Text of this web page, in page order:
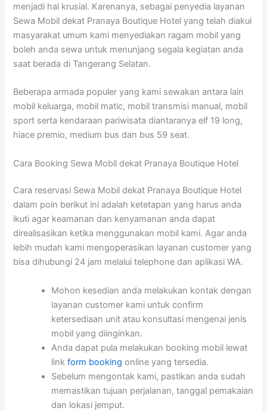
menjadi hal krusial. Karenanya, sebagai penyedia layanan
Sewa Mobil dekat Pranaya Boutique Hotel yang telah diakui
masyarakat umum kami menyediakan ragam mobil yang
boleh anda sewa untuk menunjang segala kegiatan anda
saat berada di Tangerang Selatan.
Beberapa armada populer yang kami sewakan antara lain
mobil keluarga, mobil matic, mobil transmisi manual, mobil
sport serta kendaraan pariwisata diantaranya elf 19 long,
hiace premio, medium bus dan bus 59 seat.
Cara Booking Sewa Mobil dekat Pranaya Boutique Hotel
Cara reservasi Sewa Mobil dekat Pranaya Boutique Hotel
dalam poin berikut ini adalah ketetapan yang harus anda
ikuti agar keamanan dan kenyamanan anda dapat
direalisasikan ketika menggunakan mobil kami. Agar anda
lebih mudah kami mengoperasikan layanan customer yang
bisa dihubungi 24 jam melalui telephone dan aplikasi WA.
Mohon kesedian anda melakukan kontak dengan
layanan customer kami untuk confirm
ketersediaan unit atau konsultasi mengenai jenis
mobil yang diinginkan.
Anda dapat pula melakukan booking mobil lewat
linkform booking online yang tersedia.
Sebelum mengontak kami, pastikan anda sudah
memastikan tujuan perjalanan, tanggal pemakaian
dan lokasi jemput.